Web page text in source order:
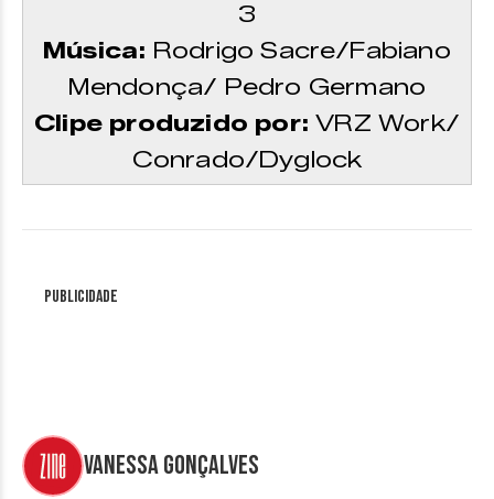
3
Música: Rodrigo Sacre/Fabiano
Mendonça/ Pedro Germano
Clipe produzido por:VRZ Work/
Conrado/Dyglock
Publicidade
Vanessa Gonçalves